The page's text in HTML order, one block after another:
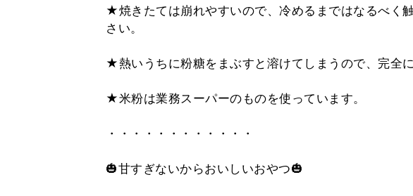
★焼きたては崩れやすいので、冷めるまではなるべく
さい。
★熱いうちに粉糖をまぶすと溶けてしまうので、完全
★米粉は業務スーパーのものを使っています。
・・・・・・・・・・・・
🎃甘すぎないからおいしいおやつ🎃